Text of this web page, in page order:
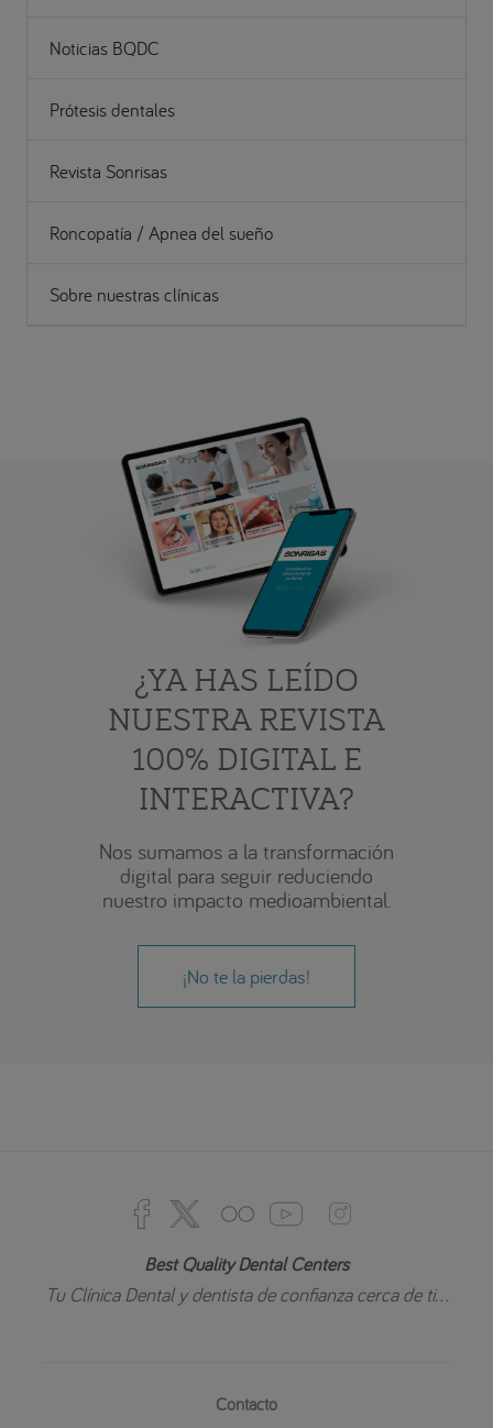
Noticias BQDC
Prótesis dentales
Revista Sonrisas
Roncopatía / Apnea del sueño
Sobre nuestras clínicas
¿YA HAS LEÍDO
NUESTRA REVISTA
100% DIGITAL E
INTERACTIVA?
Nos sumamos a la transformación
digital para seguir reduciendo
nuestro impacto medioambiental.
¡No te la pierdas!
Best Quality Dental Centers
Tu Clínica Dental y dentista de confianza cerca de ti...
Contacto